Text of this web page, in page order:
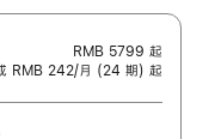
RMB 5799 起
RMB 242/月 (24 期) 起